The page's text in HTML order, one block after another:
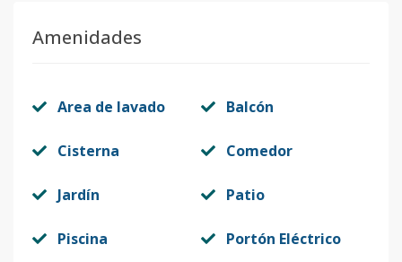
Amenidades
Area de lavado Balcón
Cisterna Comedor
Jardín Patio
Piscina Portón Eléctrico